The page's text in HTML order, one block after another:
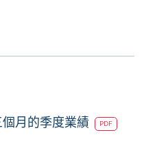
月的季度業績 PDF